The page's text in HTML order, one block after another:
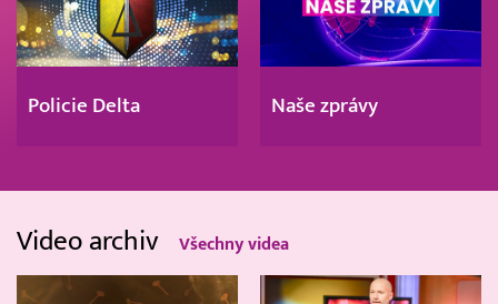
Policie Delta Naše zprávy
Video archiv Všechny videa